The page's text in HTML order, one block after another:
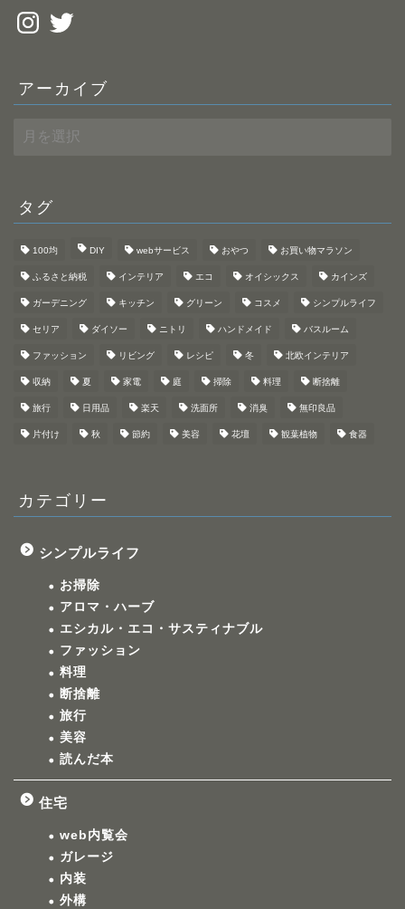
Instagram
Twitter
アーカイブ
ー
ブ
タグ
100均 DIY webサービス おやつ お買い物マラソン
ふるさと納税 インテリア エコ オイシックス カインズ
ガーデニング キッチン グリーン コスメ シンプルライフ
セリア ダイソー ニトリ ハンドメイド バスルーム
ファッション リビング レシピ 冬 北欧インテリア
収納 夏 家電 庭 掃除 料理 断捨離
旅行 日用品 楽天 洗面所 消臭 無印良品
片付け 秋 節約 美容 花壇 観葉植物 食器
カテゴリー
シンプルライフ
お掃除
アロマ・ハーブ
エシカル・エコ・サスティナブル
ファッション
料理
断捨離
旅行
美容
読んだ本
住宅
web内覧会
ガレージ
内装
外構